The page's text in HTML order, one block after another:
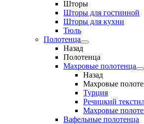
Шторы
Шторы для гостинной
Шторы для кухни
Тюль
Полотенца
Назад
Полотенца
Махровые полотенца
Назад
Махровые
Турция
Речицкий
Махровые
Вафельные полотенца